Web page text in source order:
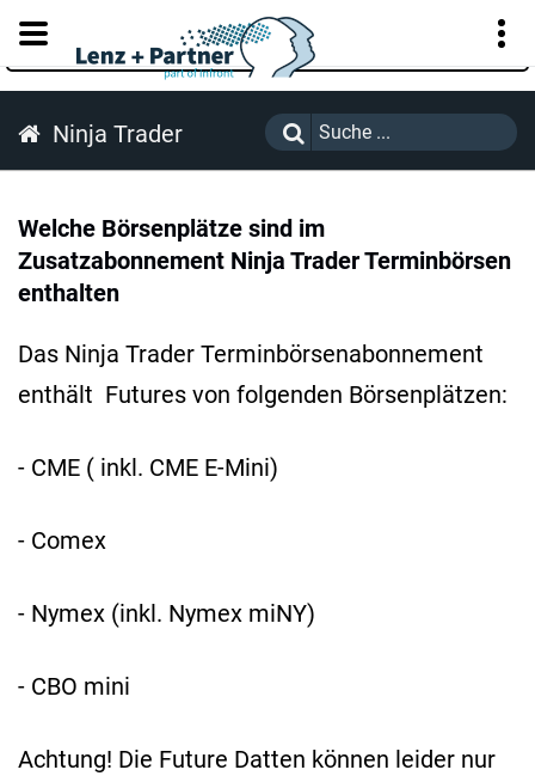
KUNDENPORTAL
Ninja Trader
Welche Börsenplätze sind im
Zusatzabonnement Ninja Trader Terminbörsen
enthalten
Das Ninja Trader Terminbörsenabonnement
enthält Futures von folgenden Börsenplätzen:
- CME ( inkl. CME E-Mini)
- Comex
- Nymex (inkl. Nymex miNY)
- CBO mini
Achtung! Die Future Datten können leider nur